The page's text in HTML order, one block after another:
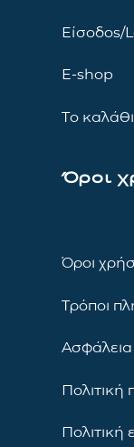
Είσοδος/
E-shop
Το
Όροι
Όροι
Τρόποι